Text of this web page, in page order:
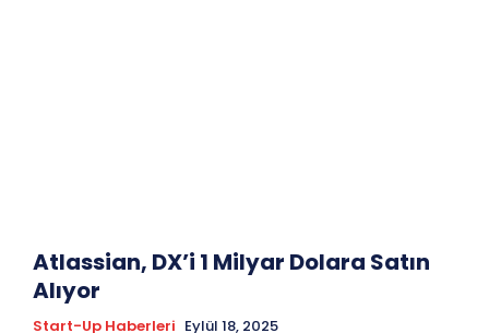
Atlassian, DX’i 1 Milyar Dolara Satın
Alıyor
Start-Up Haberleri Eylül 18, 2025